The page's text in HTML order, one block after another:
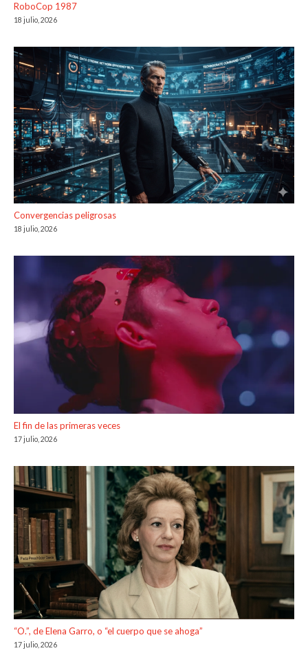
RoboCop 1987
18 julio, 2026
Convergencias peligrosas
18 julio, 2026
El fin de las primeras veces
17 julio, 2026
“O.”, de Elena Garro, o “el cuerpo que se ahoga”
17 julio, 2026